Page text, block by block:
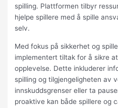
spilling. Plattformen tilbyr
hjelpe spillere med å spille
selv.
Med fokus på sikkerhet og
implementert tiltak for å sikre
opplevelse. Dette inkluderer
spilling og tilgjengeligheten av
innskuddsgrenser eller ta
proaktive kan både spillere og